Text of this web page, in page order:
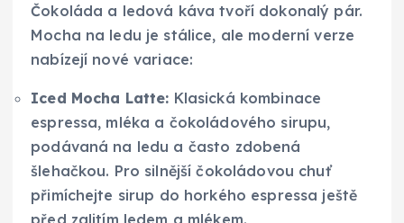
Čokoláda a ledová káva tvoří dokonalý pár.
Mocha na ledu je stálice, ale moderní verze
nabízejí nové variace:
Iced Mocha Latte: Klasická kombinace
espressa, mléka a čokoládového sirupu,
podávaná na ledu a často zdobená
šlehačkou. Pro silnější čokoládovou chuť
přimíchejte sirup do horkého espressa ještě
před zalitím ledem a mlékem.